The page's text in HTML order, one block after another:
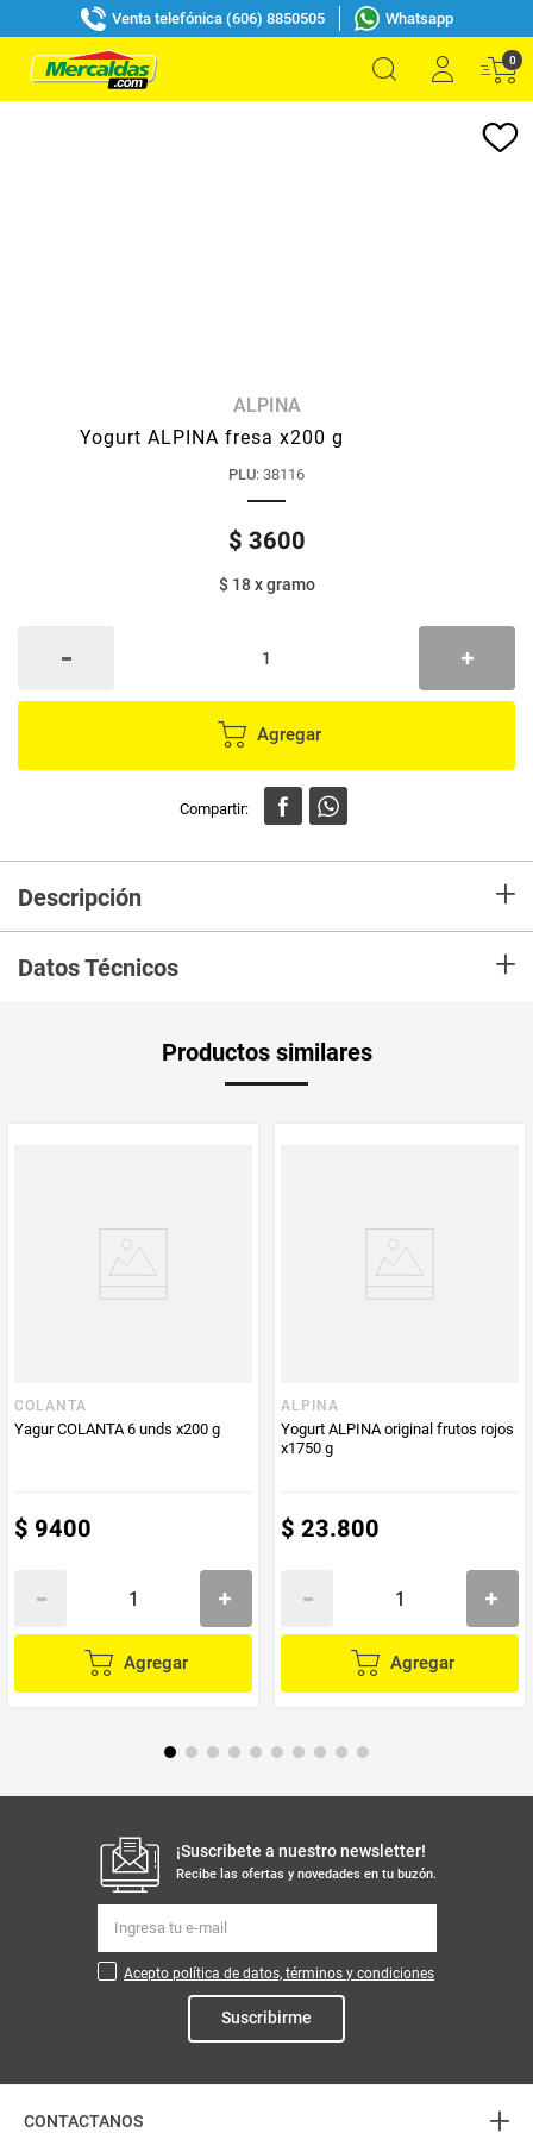
Venta telefónica (606) 8850505 Whatsapp
0
ALPINA
Yogurt ALPINA fresa x200 g
PLU: 38116
$ 3600
$ 18xgramo
Agregar
Descripción +
obtiene de la fermentación de la leche por cultivos lácticos. Aporta calcio
que contribuye al fortalecimiento de los huesos y proteína que ayuda al
Datos Técnicos +
Producto (kg)
Productos similares
COLANTA
Yagur COLANTA 6 unds x200 g
$ 9400
Agregar
ALPINA
Yogurt ALPINA original frutos rojos
x1750 g
$ 23.800
Agregar
¡Suscribete a nuestro newsletter!
Recibe las ofertas y novedades en tu buzón.
Acepto política de datos, términos y condiciones
Suscribirme
CONTACTANOS +